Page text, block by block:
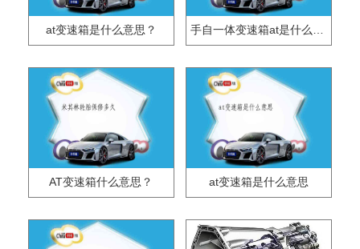
at变速箱是什么意思？ 手自一体变速箱at是什么意思？
AT变速箱什么意思？ at变速箱是什么意思